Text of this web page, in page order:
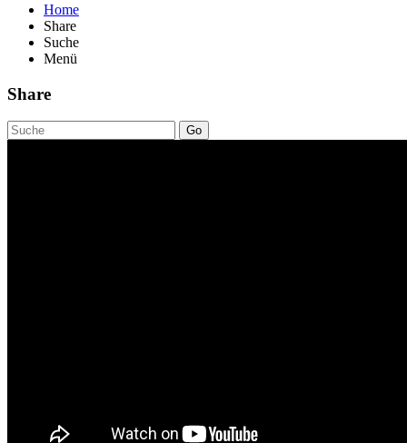
Home
Share
Suche
Menü
Share
Go